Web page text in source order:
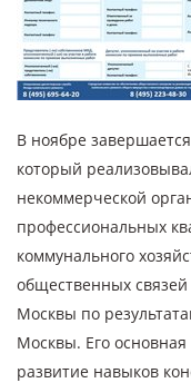
В ноябре
который
некоммерческой
профессиональных
коммунального
общественных
Москвы по
Москвы. Его
развитие навыков